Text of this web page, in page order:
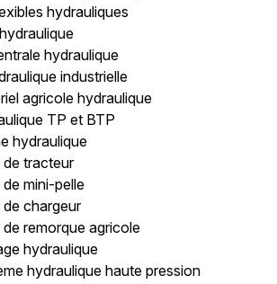
hydrauliques
hydraulique
industrielle
agricole hydraulique
TP et BTP
hydraulique
de tracteur
mini-pelle
chargeur
remorque agricole
hydraulique
hydraulique haute pression